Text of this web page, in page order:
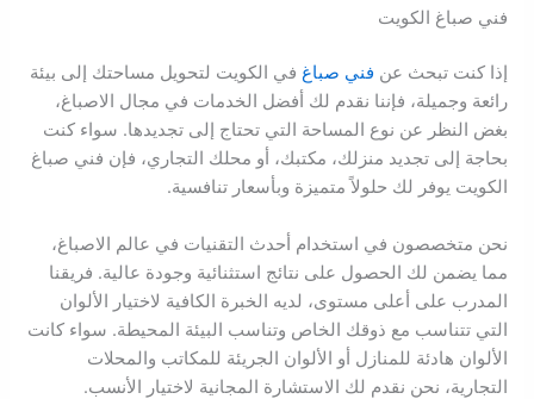
فني صباغ الكويت
إذا كنت تبحث عن فني صباغ في الكويت لتحويل مساحتك إلى بيئة
رائعة وجميلة، فإننا نقدم لك أفضل الخدمات في مجال الاصباغ،
بغض النظر عن نوع المساحة التي تحتاج إلى تجديدها. سواء كنت
بحاجة إلى تجديد منزلك، مكتبك، أو محلك التجاري، فإن فني صباغ
الكويت يوفر لك حلولاً متميزة وبأسعار تنافسية.
نحن متخصصون في استخدام أحدث التقنيات في عالم الاصباغ،
مما يضمن لك الحصول على نتائج استثنائية وجودة عالية. فريقنا
المدرب على أعلى مستوى، لديه الخبرة الكافية لاختيار الألوان
التي تتناسب مع ذوقك الخاص وتناسب البيئة المحيطة. سواء كانت
الألوان هادئة للمنازل أو الألوان الجريئة للمكاتب والمحلات
التجارية، نحن نقدم لك الاستشارة المجانية لاختيار الأنسب.